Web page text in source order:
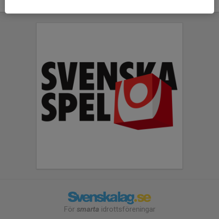
För smarta idrottsföreningar